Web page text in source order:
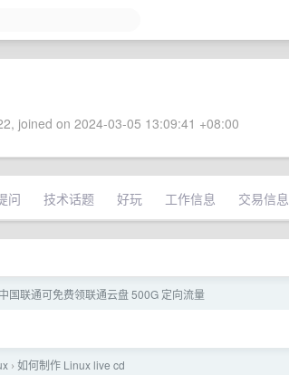
joined on 2024-03-05 13:09:41 +08:00
问 技术话题 好玩 工作信息 交易信息
中国联通可免费领联通云盘 500G 定向流量
› 如何制作 Linux live cd